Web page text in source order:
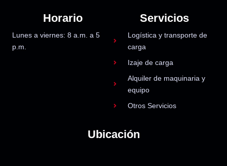
Horario
Lunes a viernes: 8 a.m. a 5
p.m.
Servicios
Logística y transporte de
carga
Izaje de carga
Alquiler de maquinaria y
equipo
Otros Servicios
Ubicación